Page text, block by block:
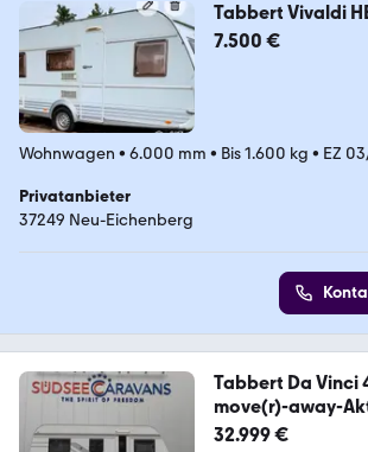
Tabbert Vivaldi
7.500 €
Wohnwagen • 6.000 mm • Bis 1.600 kg • EZ
Privatanbieter
37249 Neu-Eichenberg
Tabbert Da Vinci
move(r)-away-
32.999 €